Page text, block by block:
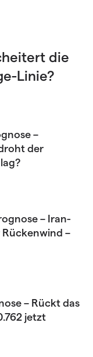
die
Linie?
–
der
– Iran-
–
– Rückt das
jetzt